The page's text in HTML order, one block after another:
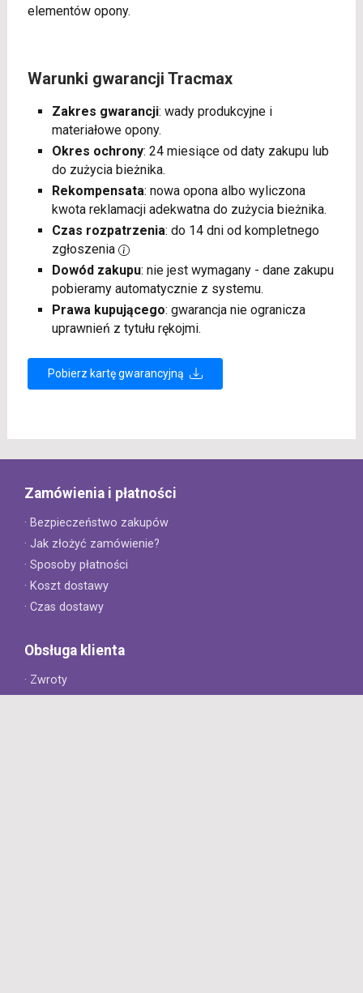
elementów opony.
Warunki gwarancji Tracmax
Zakres gwarancji: wady produkcyjne i
materiałowe opony.
Okres ochrony: 24 miesiące od daty zakupu lub
do zużycia bieżnika.
Rekompensata: nowa opona albo wyliczona
kwota reklamacji adekwatna do zużycia bieżnika.
Czas rozpatrzenia: do 14 dni od kompletnego
zgłoszenia
Dowód zakupu: nie jest wymagany - dane zakupu
pobieramy automatycznie z systemu.
Prawa kupującego: gwarancja nie ogranicza
uprawnień z tytułu rękojmi.
Pobierz kartę gwarancyjną
Zamówienia i płatności
· Bezpieczeństwo zakupów
· Jak złożyć zamówienie?
· Sposoby płatności
· Koszt dostawy
· Czas dostawy
Obsługa klienta
· Zwroty